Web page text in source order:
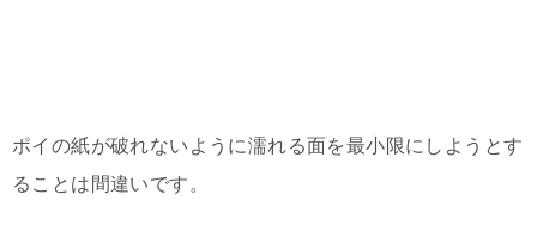
ポイの紙が破れないように濡れる面を最小限にしようとす
ることは間違いです。